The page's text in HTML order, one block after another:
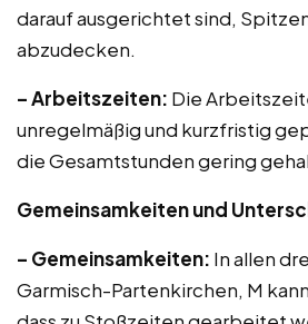
darauf ausgerichtet sind,
abzudecken.
– Arbeitszeiten: Die
unregelmäßig und kurzfristig
die Gesamtstunden gering
Gemeinsamkeiten und
– Gemeinsamkeiten: In allen
Garmisch-Partenkirchen, M